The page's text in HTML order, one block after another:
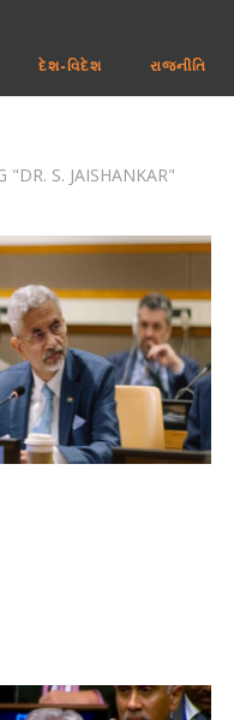
દેશ-વિદેશ રાજનીતિ
"DR. S. JAISHANKAR"